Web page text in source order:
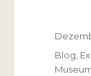
am
Blog